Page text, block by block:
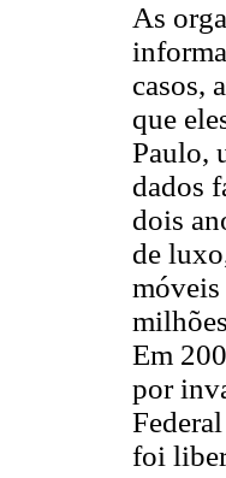
As
casos,
que
Paulo,
dados
dois
de
Em
por
foi